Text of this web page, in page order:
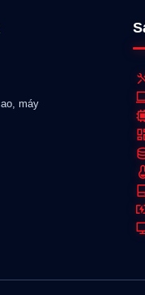
máy